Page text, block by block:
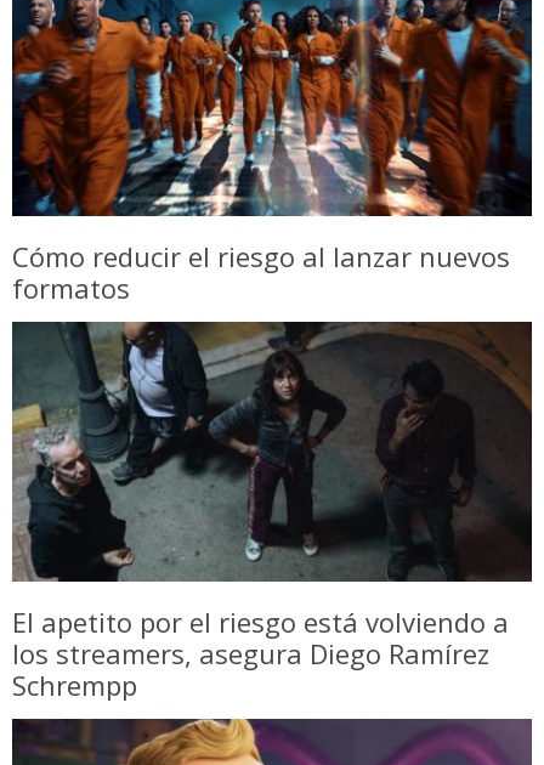
Cómo reducir el riesgo al lanzar nuevos
formatos
El apetito por el riesgo está volviendo a
los streamers, asegura Diego Ramírez
Schrempp